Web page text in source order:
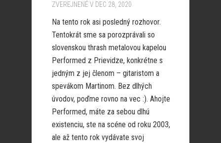
ZVEREJNENÉ V DEC 28, 2020
Na tento rok asi posledný rozhovor.
Tentokrát sme sa porozprávali so
slovenskou thrash metalovou kapelou
Performed z Prievidze, konkrétne s
jedným z jej členom – gitaristom a
spevákom Martinom. Bez dlhých
úvodov, poďme rovno na vec :). Ahojte
Performed, máte za sebou dlhú
existenciu, ste na scéne od roku 2003,
ale až tento rok vydávate svoj